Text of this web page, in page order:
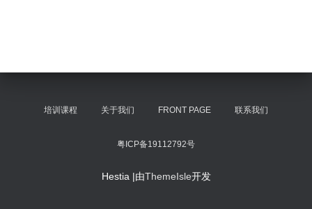
培训课程 关于我们 FRONT PAGE 联系我们
粤ICP备19112792号
Hestia |由ThemeIsle开发